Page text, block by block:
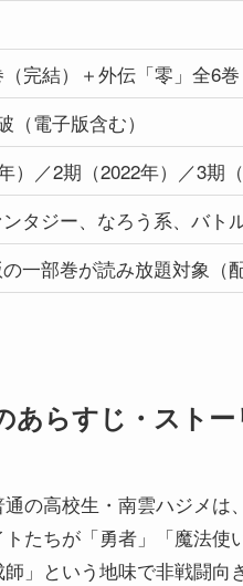
完結）＋外伝「零」全6
（電子版含む）
）／2期（2022年）／3期
タジー、なろう系、バト
一部巻が読み放題対象（
あらすじ・スト
の高校生・南雲ハジメ
たちが「勇者」「魔法
」という地味で非戦闘向